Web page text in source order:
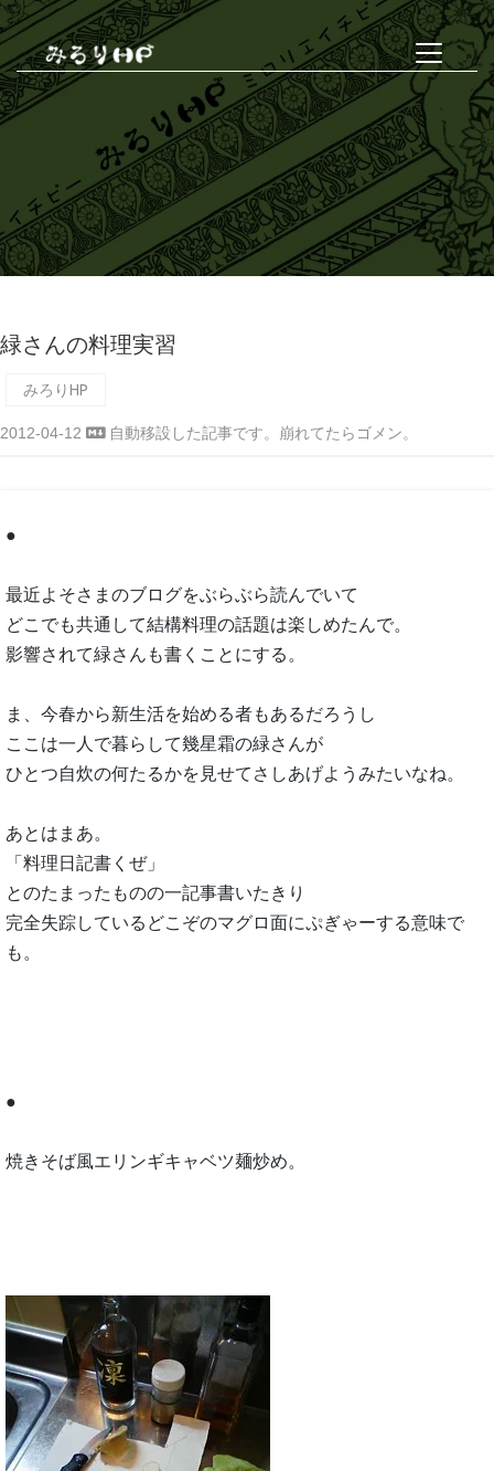
緑さんの料理実習
みろりHP
2012-04-12 自動移設した記事です。崩れてたらゴメン。
●
最近よそさまのブログをぶらぶら読んでいて
どこでも共通して結構料理の話題は楽しめたんで。
影響されて緑さんも書くことにする。
ま、今春から新生活を始める者もあるだろうし
ここは一人で暮らして幾星霜の緑さんが
ひとつ自炊の何たるかを見せてさしあげようみたいなね。
あとはまあ。
「料理日記書くぜ」
とのたまったものの一記事書いたきり
完全失踪しているどこぞのマグロ面にぷぎゃーする意味で
も。
●
焼きそば風エリンギキャベツ麺炒め。